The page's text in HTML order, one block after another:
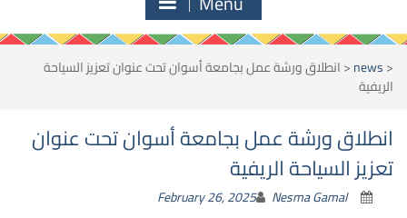
<
news
<انطلاق ورشة عمل بجامعة أسوان تحت عنوان تعزيز السياحة
الريفية
انطلاق ورشة عمل بجامعة أسوان تحت عنوان
تعزيز السياحة الريفية
February 26, 2025 Nesma Gamal